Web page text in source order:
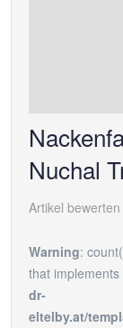
Nuchal
Artikel bewerten
Warning:
that
dr-
eltelby.at/